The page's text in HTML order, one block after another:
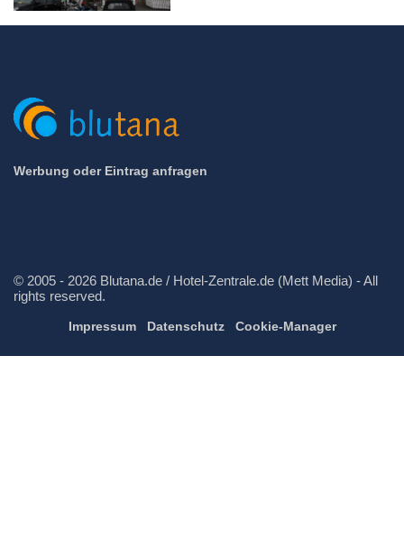
Werbung oder Eintrag anfragen
© 2005 - 2026 Blutana.de / Hotel-Zentrale.de (Mett Media) - All
rights reserved.
Impressum Datenschutz Cookie-Manager